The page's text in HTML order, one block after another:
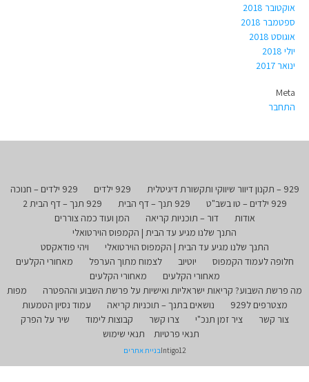
אוקטובר 2018
ספטמבר 2018
אוגוסט 2018
יולי 2018
ינואר 2017
Meta
התחבר
929 – תקנון דיוור שיווקי ותקשורת דיגיטלית 929 ילדים
929 ילדים – חנוכה
929 ילדים – טו בשב"ט
929 תנך – דף הבית
929 תנך – דף הבית 2
אודות
דור – תוכניות קריאה
המן ועוד כמה צוררים
התנך שלנו מגיע עד הבית | הקמפוס הוירטואלי
התנך שלנו מגיע עד הבית | הקמפוס הוירטואלי
ויהי פודאקסט
חלופה לעמוד הקמפוס
יוטיוב לצמוח מתוך הערפל
מאחורי הקלעים
מאחורי הקלעים
מאחורי הקלעים
מה פרשת השבוע? קריאות ישראליות ואישיות על פרשת השבוע וההפטרה
מפות
מצטרפים ל929
נושאים בתנך – תוכניות קריאה
עמוד נסיון הטמעות
צור קשר
ציר זמן תנכ"י צרו קשר קבוצות לימוד
שיר על הפרק
תנאי פרטיות
תנאי שימוש
Intigo12בניית אתרים